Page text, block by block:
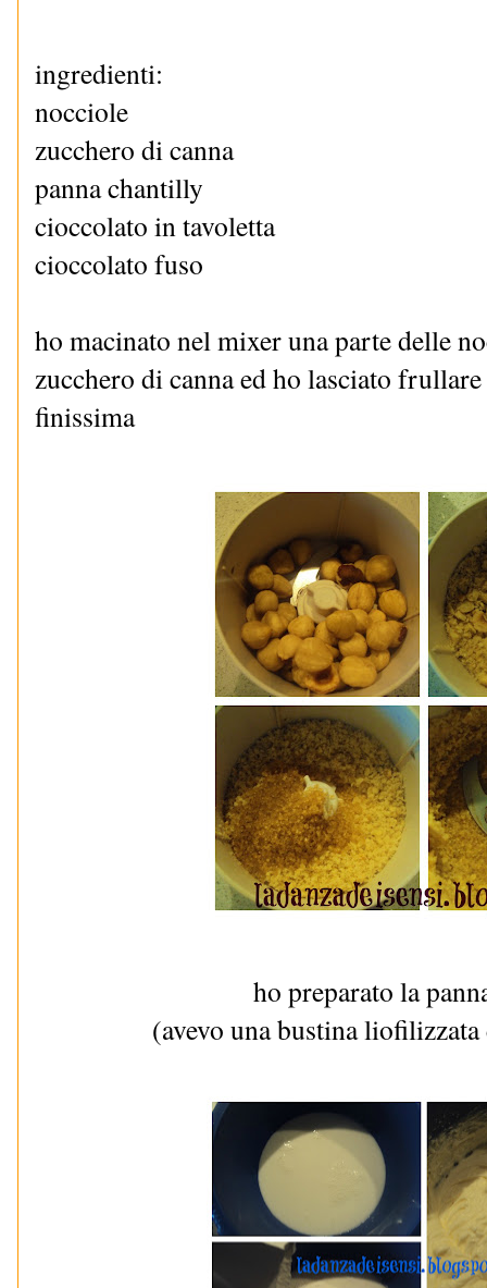
ingredienti:
nocciole
zucchero di canna
panna chantilly
cioccolato in tavoletta
cioccolato fuso
ho macinato nel mixer una parte delle
zucchero di canna ed ho lasciato
finissima
ho preparato la
(avevo una bustina